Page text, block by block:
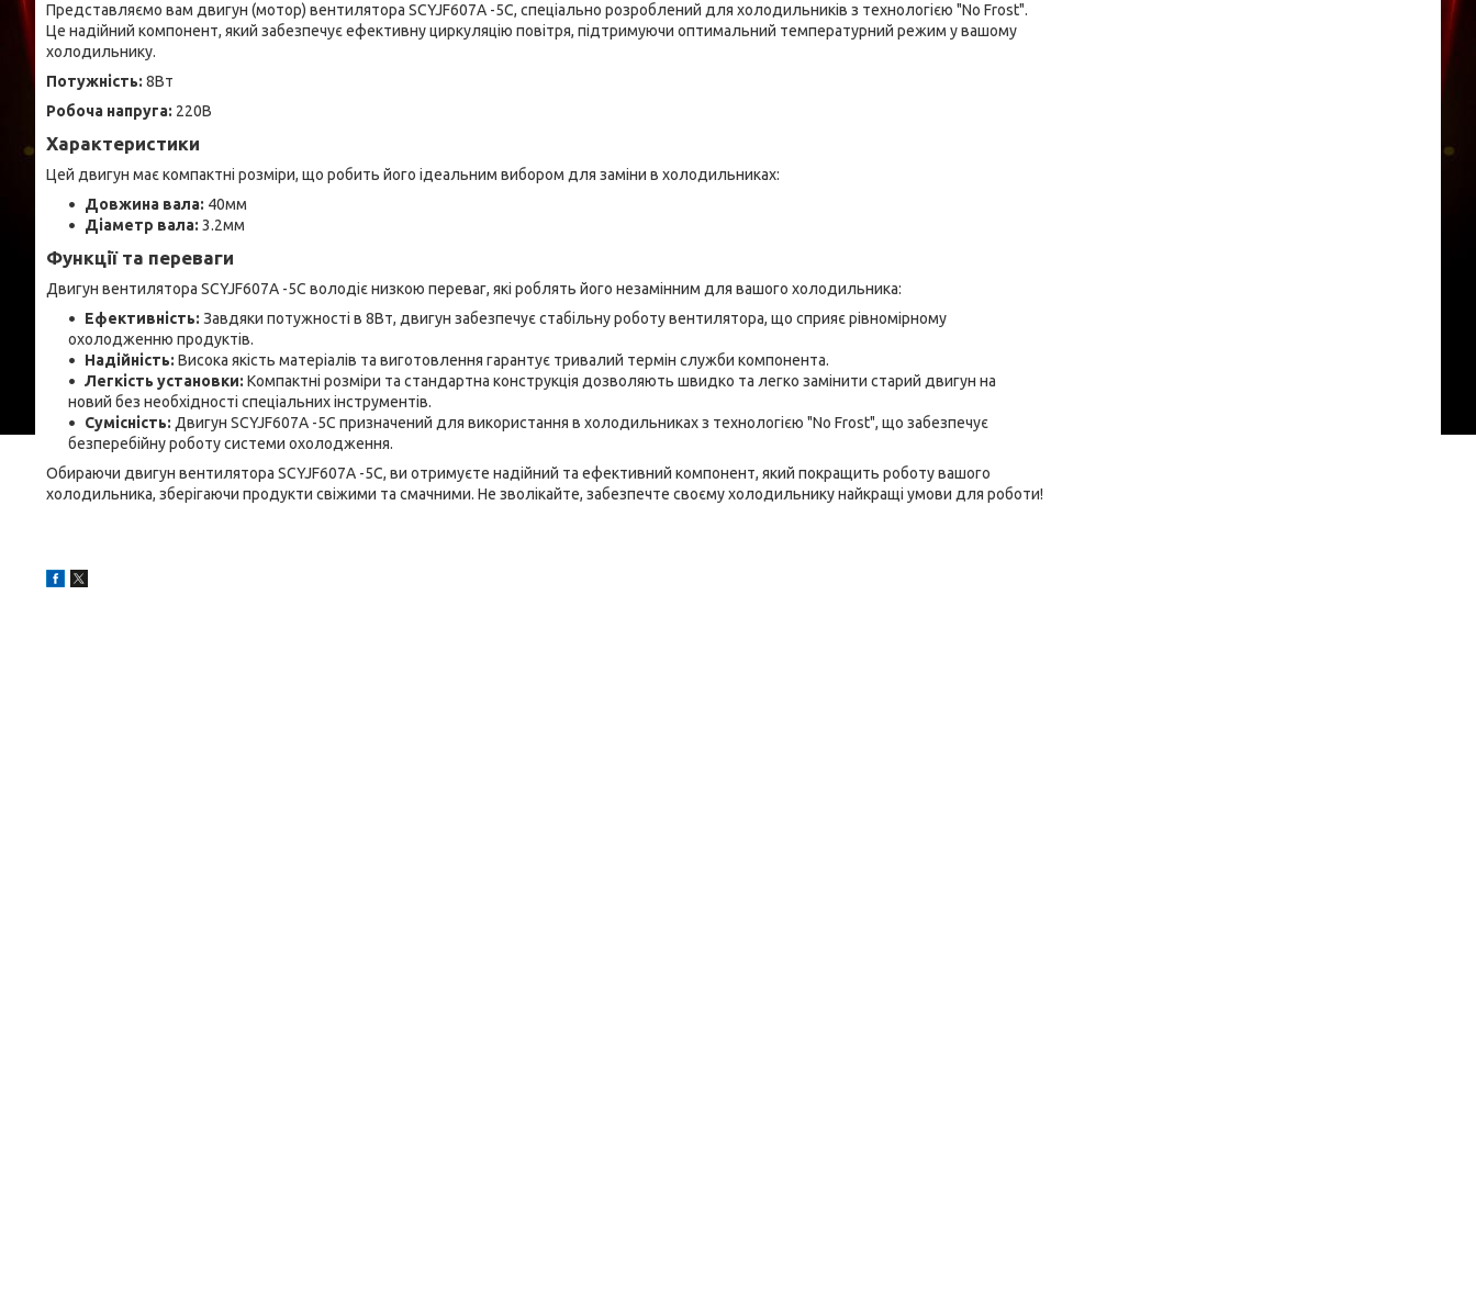
Представляємо вам двигун (мотор) вентилятора SCYJF607А -5С, спеціально розроблений для холодильників з технологією "No Frost".
Це надійний компонент, який забезпечує ефективну циркуляцію повітря, підтримуючи оптимальний температурний режим у вашому
холодильнику.
Потужність: 8Вт
Робоча напруга: 220В
Характеристики
Цей двигун має компактні розміри, що робить його ідеальним вибором для заміни в холодильниках:
Довжина вала: 40мм
Діаметр вала: 3.2мм
Функції та переваги
Двигун вентилятора SCYJF607А -5С володіє низкою переваг, які роблять його незамінним для вашого холодильника:
Ефективність: Завдяки потужності в 8Вт, двигун забезпечує стабільну роботу вентилятора, що сприяє рівномірному
охолодженню продуктів.
Надійність: Висока якість матеріалів та виготовлення гарантує тривалий термін служби компонента.
Легкість установки: Компактні розміри та стандартна конструкція дозволяють швидко та легко замінити старий двигун на
новий без необхідності спеціальних інструментів.
Сумісність: Двигун SCYJF607А -5С призначений для використання в холодильниках з технологією "No Frost", що забезпечує
безперебійну роботу системи охолодження.
Обираючи двигун вентилятора SCYJF607А -5С, ви отримуєте надійний та ефективний компонент, який покращить роботу вашого
холодильника, зберігаючи продукти свіжими та смачними. Не зволікайте, забезпечте своєму холодильнику найкращі умови для роботи!